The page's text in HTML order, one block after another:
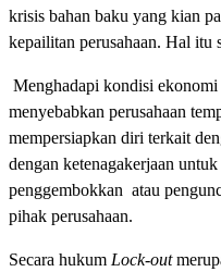
krisis bahan baku yang kian
kepailitan perusahaan. Hal itu
Menghadapi kondisi
menyebabkan perusahaan
mempersiapkan diri terkait
dengan ketenagakerjaan
penggembokkan atau
pihak perusahaan.
Secara hukum Lock-out